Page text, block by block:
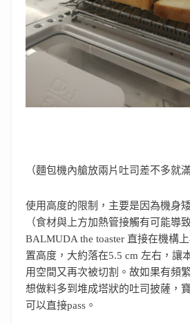
（麵包機內艙放兩片吐司差不多就滿
使用高度的限制，主要是因為機身
（食材與上方加熱管接觸有可能導
BALMUDA the toaster 直接在機構
置高度，大約落在5.5 cm 左右，讓
用空間又再次被切割。故如果有頻
想做料多到堆成塔狀的吐司披薩，
可以直接pass。